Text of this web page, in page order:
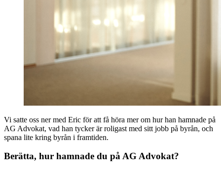
Vi satte oss ner med Eric för att få höra mer om hur han hamnade på
AG Advokat, vad han tycker är roligast med sitt jobb på byrån, och
spana lite kring byrån i framtiden.
Berätta, hur hamnade du på AG Advokat?